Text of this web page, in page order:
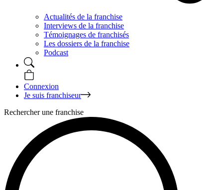
Actualités de la franchise
Interviews de la franchise
Témoignages de franchisés
Les dossiers de la franchise
Podcast
Connexion
Je suis franchiseur
Rechercher une franchise